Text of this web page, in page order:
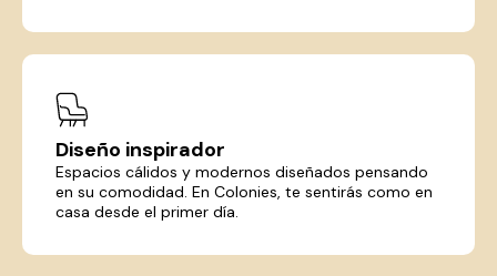
Diseño inspirador
Espacios cálidos y modernos diseñados pensando
en su comodidad. En Colonies, te sentirás como en
casa desde el primer día.